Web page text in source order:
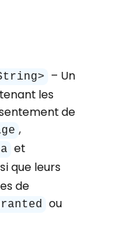
– Un
les
de
,
et
que leurs
de
ou